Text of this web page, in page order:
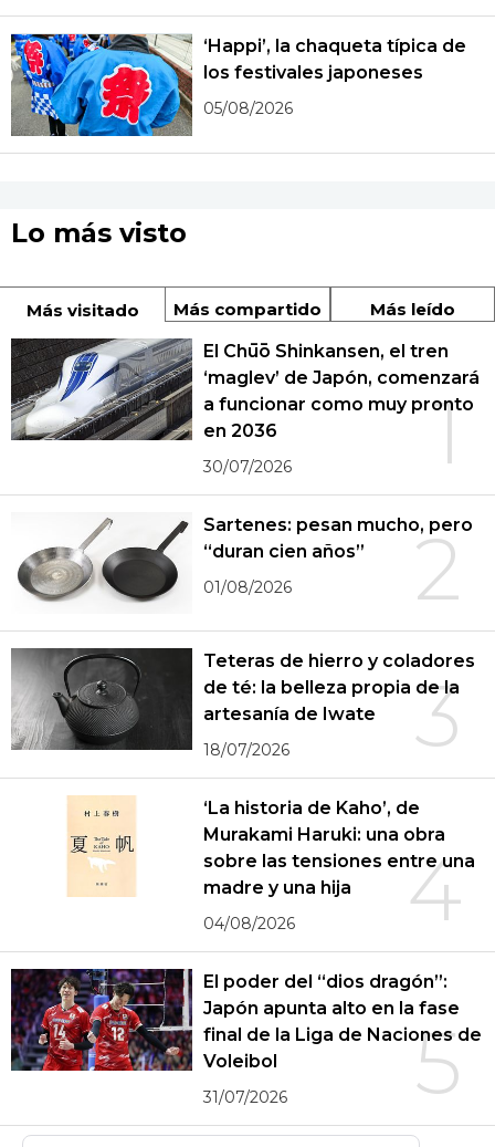
‘Happi’, la chaqueta típica de
los festivales japoneses
05/08/2026
Lo más visto
Más visitado Más compartido Más leído
1
El Chūō Shinkansen, el tren
‘maglev’ de Japón, comenzará
a funcionar como muy pronto
en 2036
30/07/2026
2
Sartenes: pesan mucho, pero
“duran cien años”
01/08/2026
3
Teteras de hierro y coladores
de té: la belleza propia de la
artesanía de Iwate
18/07/2026
4
‘La historia de Kaho’, de
Murakami Haruki: una obra
sobre las tensiones entre una
madre y una hija
04/08/2026
5
El poder del “dios dragón”:
Japón apunta alto en la fase
final de la Liga de Naciones de
Voleibol
31/07/2026